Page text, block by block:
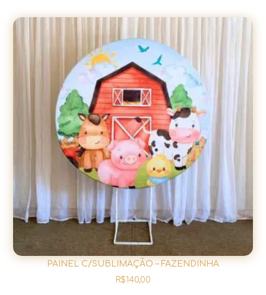
PAINEL C/SUBLIMAÇÃO – FAZENDINHA
R$140,00